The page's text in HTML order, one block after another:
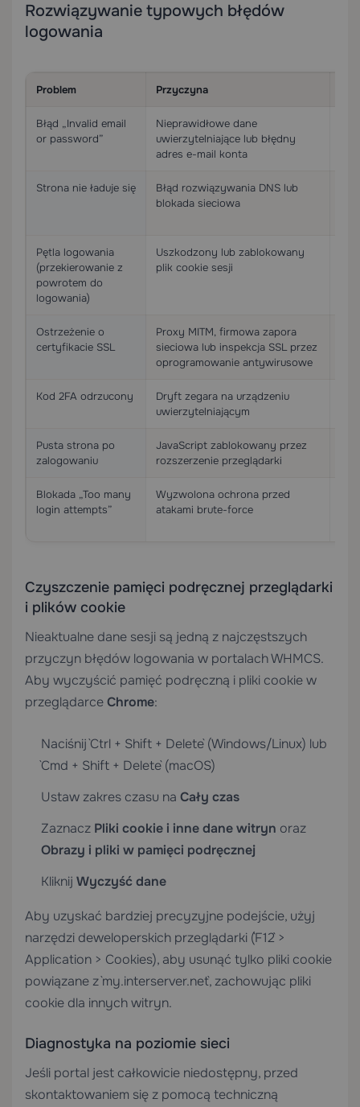
Rozwiązywanie typowych błędów
logowania
Problem Przyczyna
Błąd „Invalid email
or password”
Nieprawidłowe dane
uwierzytelniające lub błędny
adres e-mail konta
Strona nie ładuje się
Błąd rozwiązywania DNS lub
blokada sieciowa
Pętla logowania
(przekierowanie z
powrotem do
logowania)
Uszkodzony lub zablokowany
plik cookie sesji
Ostrzeżenie o
certyfikacie SSL
Proxy MITM, firmowa zapora
sieciowa lub inspekcja SSL przez
oprogramowanie antywirusowe
Kod 2FA odrzucony
Dryft zegara na urządzeniu
uwierzytelniającym
Pusta strona po
zalogowaniu
JavaScript zablokowany przez
rozszerzenie przeglądarki
Blokada „Too many
login attempts”
Wyzwolona ochrona przed
atakami brute-force
Czyszczenie pamięci podręcznej przeglądarki
i plików cookie
Nieaktualne dane sesji są jedną z najczęstszych
przyczyn błędów logowania w portalach WHMCS.
Aby wyczyścić pamięć podręczną i pliki cookie w
przeglądarceChrome:
Naciśnij `Ctrl + Shift + Delete` (Windows/Linux) lub
`Cmd + Shift + Delete` (macOS)
Ustaw zakres czasu na Cały czas
Zaznacz Pliki cookie i inne dane witryn oraz
Obrazy i pliki w pamięci podręcznej
Kliknij Wyczyść dane
Aby uzyskać bardziej precyzyjne podejście, użyj
narzędzi deweloperskich przeglądarki (`F12` >
Application > Cookies), aby usunąć tylko pliki cookie
powiązane z `my.interserver.net`, zachowując pliki
cookie dla innych witryn.
Diagnostyka na poziomie sieci
Jeśli portal jest całkowicie niedostępny, przed
skontaktowaniem się z pomocą techniczną